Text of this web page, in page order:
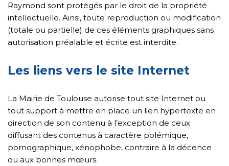
Raymond sont protégés par le droit de la propriété
intellectuelle. Ainsi, toute reproduction ou modification
(totale ou partielle) de ces éléments graphiques sans
autorisation préalable et écrite est interdite.
Les liens vers le site Internet
La Mairie de Toulouse autorise tout site Internet ou
tout support à mettre en place un lien hypertexte en
direction de son contenu à l’exception de ceux
diffusant des contenus à caractère polémique,
pornographique, xénophobe, contraire à la décence
ou aux bonnes mœurs.